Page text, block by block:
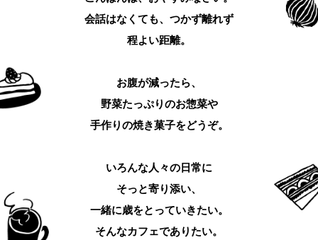
会話はなくても、つかず離れず
程よい距離。
お腹が減ったら、
野菜たっぷりのお惣菜や
手作りの焼き菓子をどうぞ。
いろんな人々の日常に
そっと寄り添い、
一緒に歳をとっていきたい。
そんなカフェでありたい。